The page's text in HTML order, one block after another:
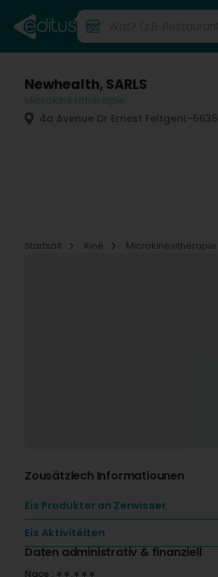
Newhealth, SARLS
4a Avenue Dr Ernest FeltgenL-5635
Startsäit
Kiné Microkinésithérapie
Zousätzlech Informatiounen
Eis Produkter an Zerwisser
Eis Aktivitéiten
Daten administrativ & finanziell
Nace : ∗∗.∗∗∗